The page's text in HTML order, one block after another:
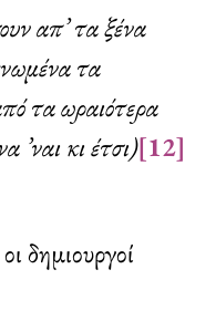
απ’ τα ξένα
τα
τα ωραιότερα
’ναι κι έτσι)[12]
δημιουργοί